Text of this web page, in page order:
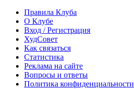
Правила Клуба
О Клубе
Вход / Регистрация
ХудСовет
Как связаться
Статистика
Реклама на сайте
Вопросы и ответы
Политика конфиденциальности